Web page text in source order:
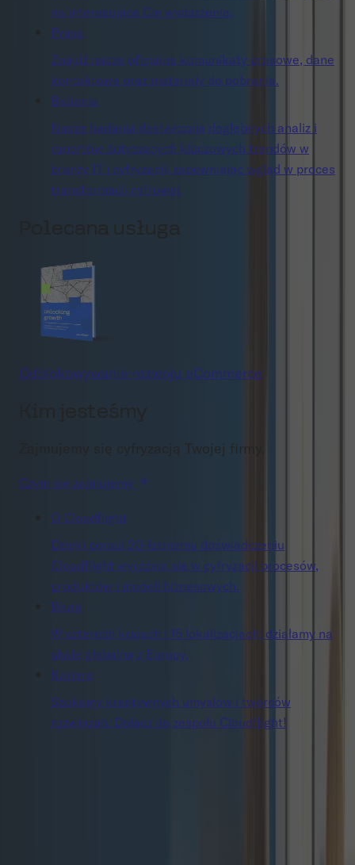
na interesujące Cię wydarzenia.
Prasa
Znajdź nasze oficjalne komunikaty prasowe, dane
kontaktowe oraz materiały do pobrania.
Badania
Nasze badania dostarczają dogłębnych analiz i
raportów dotyczących kluczowych trendów w
branży IT i cyfryzacji, zapewniając wgląd w proces
transformacji cyfrowej.
Polecana usługa
Odblokowywanie rozwoju eCommerce
Kim jesteśmy
Zajmujemy się cyfryzacją Twojej firmy.
Czym się zajmujemy
O Cloudflight
Dzięki ponad 20-letniemu doświadczeniu
Cloudflight wyróżnia się w cyfryzacji procesów,
produktów i modeli biznesowych.
Biura
W czterech krajach i 15 lokalizacjach: działamy na
skalę globalną z Europy.
Kariera
Szukamy kreatywnych umysłów i twórców
rozwiązań. Dołącz do zespołu Cloudflight!